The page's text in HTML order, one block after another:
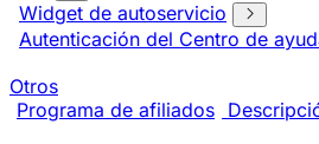
Widget de autoservicio
Autenticación del Centro de
Otros
Programa de afiliados